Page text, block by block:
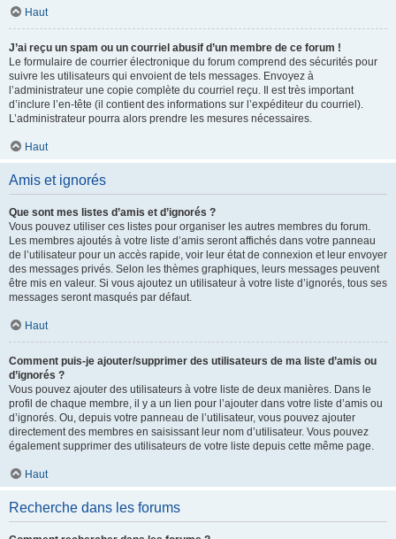
Haut
J’ai reçu un spam ou un courriel abusif d’un membre de ce forum !
Le formulaire de courrier électronique du forum comprend des sécurités pour
suivre les utilisateurs qui envoient de tels messages. Envoyez à
l’administrateur une copie complète du courriel reçu. Il est très important
d’inclure l’en-tête (il contient des informations sur l’expéditeur du courriel).
L’administrateur pourra alors prendre les mesures nécessaires.
Haut
Amis et ignorés
Que sont mes listes d’amis et d’ignorés ?
Vous pouvez utiliser ces listes pour organiser les autres membres du forum.
Les membres ajoutés à votre liste d’amis seront affichés dans votre panneau
de l’utilisateur pour un accès rapide, voir leur état de connexion et leur envoyer
des messages privés. Selon les thèmes graphiques, leurs messages peuvent
être mis en valeur. Si vous ajoutez un utilisateur à votre liste d’ignorés, tous ses
messages seront masqués par défaut.
Haut
Comment puis-je ajouter/supprimer des utilisateurs de ma liste d’amis ou
d’ignorés ?
Vous pouvez ajouter des utilisateurs à votre liste de deux manières. Dans le
profil de chaque membre, il y a un lien pour l’ajouter dans votre liste d’amis ou
d’ignorés. Ou, depuis votre panneau de l’utilisateur, vous pouvez ajouter
directement des membres en saisissant leur nom d’utilisateur. Vous pouvez
également supprimer des utilisateurs de votre liste depuis cette même page.
Haut
Recherche dans les forums